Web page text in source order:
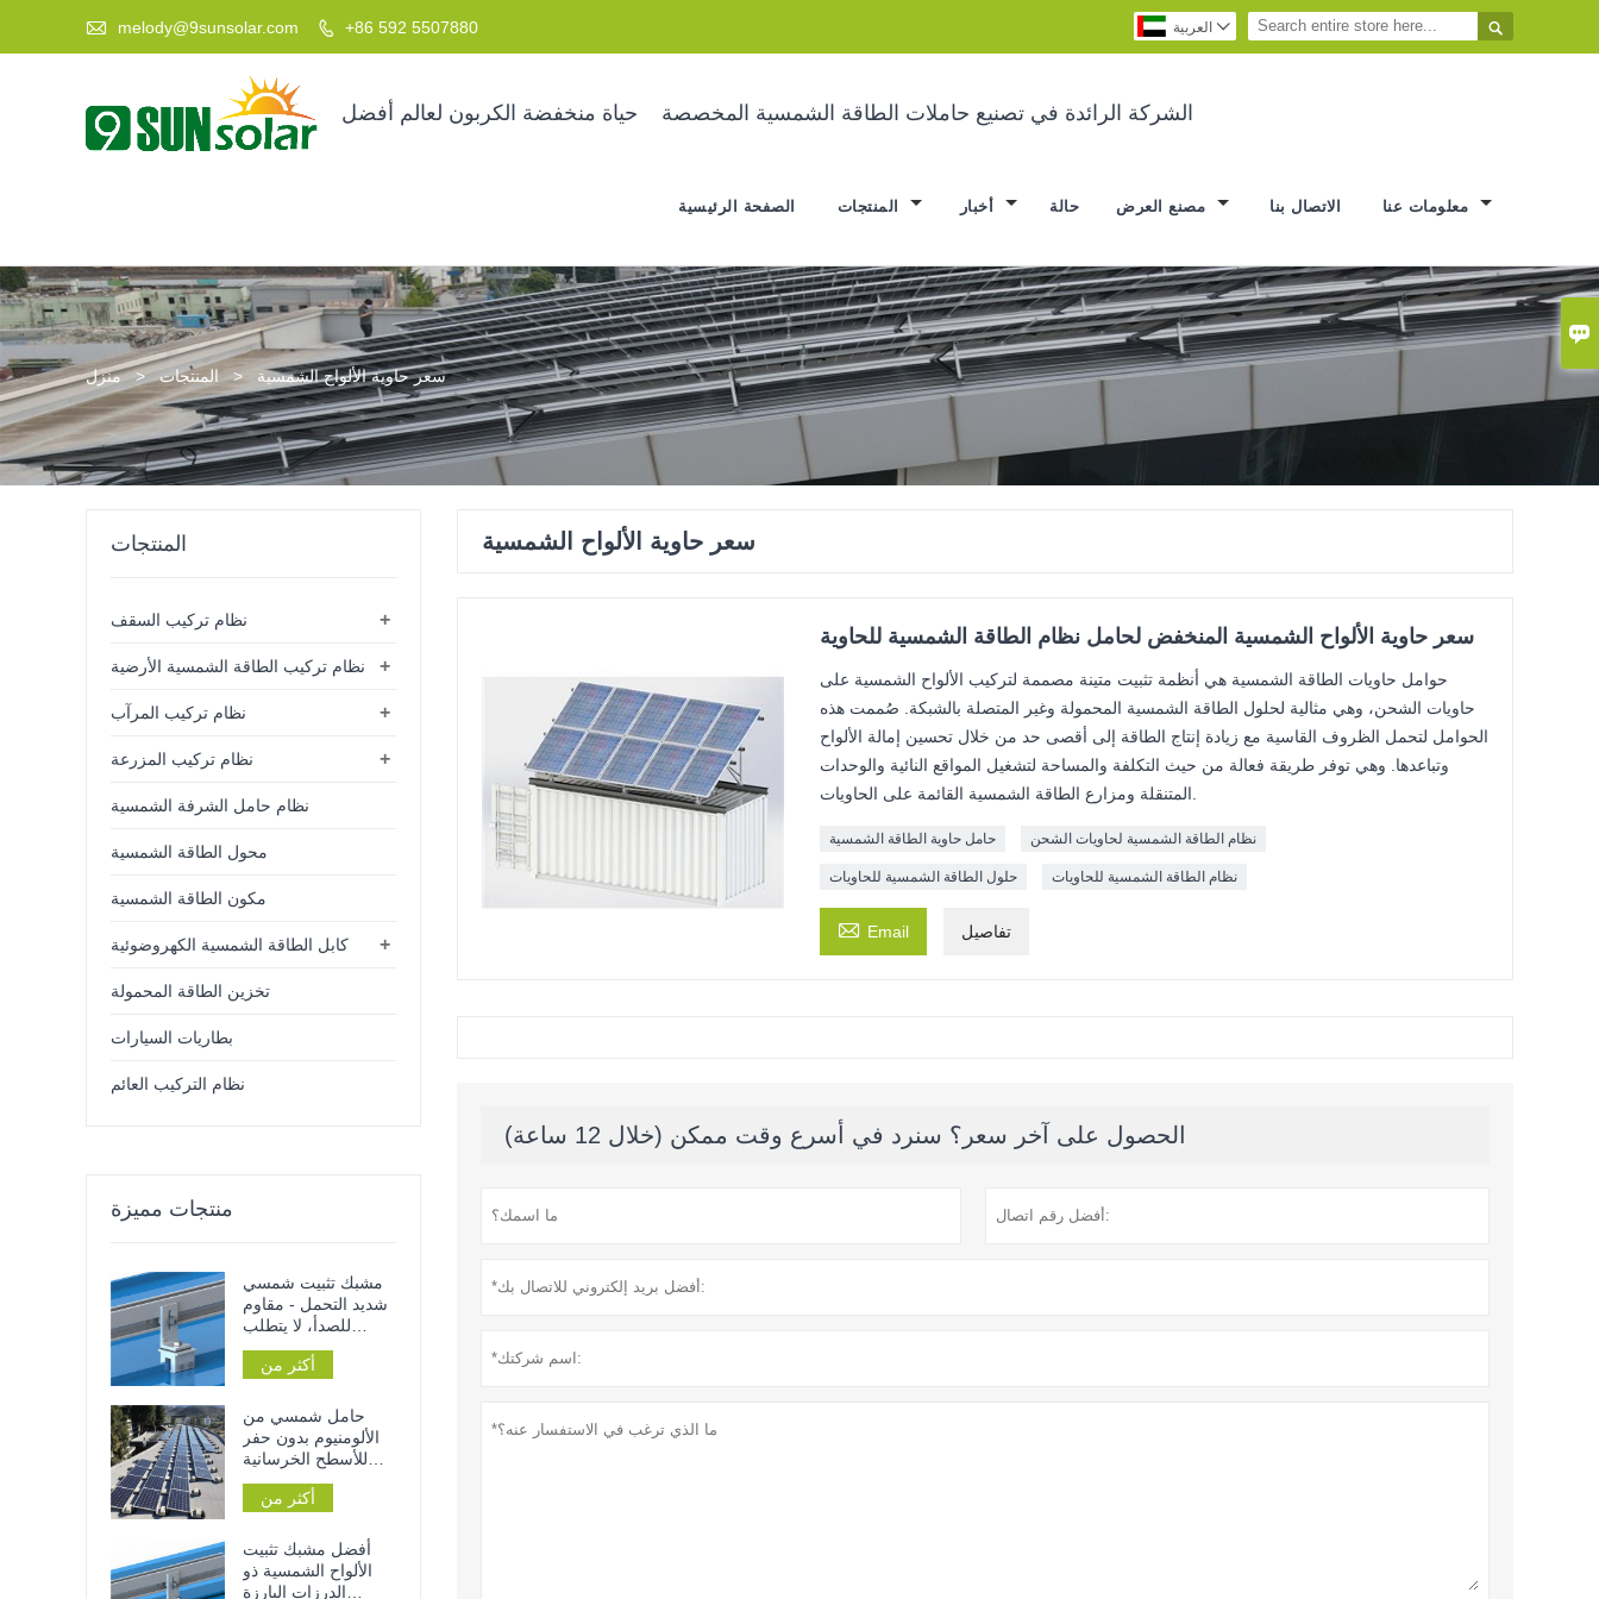

 melody@9sunsolar.com  +86 592 5507880  العربية 
حياة منخفضة الكربون لعالم أفضل الشركة الرائدة في تصنيع حاملات الطاقة الشمسية المخصصة
الصفحة الرئيسية حالة الاتصال بنا
منزل > المنتجات > سعر حاوية الألواح الشمسية
سعر حاوية الألواح الشمسية
سعر حاوية الألواح الشمسية المنخفض لحامل نظام الطاقة الشمسية للحاوية
حوامل حاويات الطاقة الشمسية هي أنظمة تثبيت متينة مصممة لتركيب الألواح الشمسية على
حاويات الشحن، وهي مثالية لحلول الطاقة الشمسية المحمولة وغير المتصلة بالشبكة. صُممت هذه
الحوامل لتحمل الظروف القاسية مع زيادة إنتاج الطاقة إلى أقصى حد من خلال تحسين إمالة الألواح
وتباعدها. وهي توفر طريقة فعالة من حيث التكلفة والمساحة لتشغيل المواقع النائية والوحدات
حامل حاوية الطاقة الشمسية نظام الطاقة الشمسية لحاويات الشحن
حلول الطاقة الشمسية للحاويات نظام الطاقة الشمسية للحاويات
 Email تفاصيل
الحصول على آخر سعر؟ سنرد في أسرع وقت ممكن (خلال 12 ساعة)
المنتجات
+ نظام تركيب السقف
+ نظام تركيب الطاقة الشمسية الأرضية
+ نظام تركيب المرآب
+ نظام تركيب المزرعة
نظام حامل الشرفة الشمسية
محول الطاقة الشمسية
مكون الطاقة الشمسية
+ كابل الطاقة الشمسية الكهروضوئية
تخزين الطاقة المحمولة
بطاريات السيارات
نظام التركيب العائم
منتجات مميزة
مشبك تثبيت شمسي
شديد التحمل - مقاوم
للصدأ، لا يتطلب
اختراق الأسطح
المعدنية أو القضبان،
أكثر من
حامل شمسي من
الألومنيوم بدون حفر
للأسطح الخرسانية
المسطحة للمنازل أو
المنشآت التجارية
أكثر من
أفضل مشبك تثبيت
الألواح الشمسية ذو
الدرزات البارزة